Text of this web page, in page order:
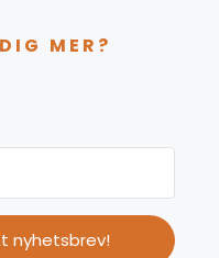
MER?
nyhetsbrev!